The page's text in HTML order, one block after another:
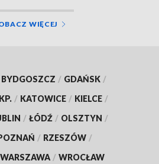
WIĘCEJ
BYDGOSZCZ / GDAŃSK /
/ KATOWICE / KIELCE /
/ ŁÓDŹ / OLSZTYN /
/ RZESZÓW /
WARSZAWA / WROCŁAW